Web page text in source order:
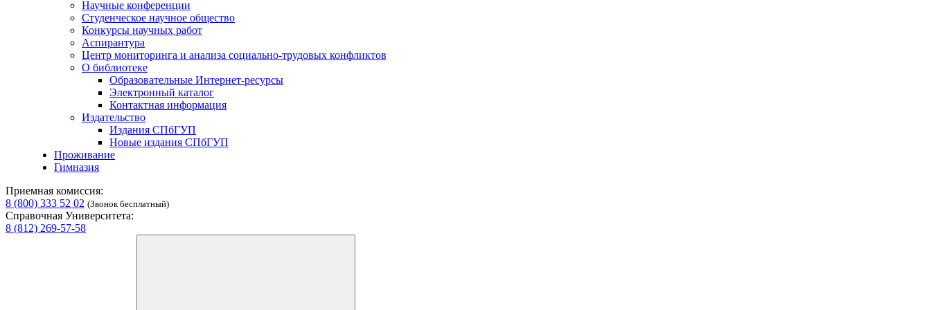
Научные конференции
Студенческое научное общество
Конкурсы научных работ
Аспирантура
Центр мониторинга и анализа социально-трудовых конфликтов
О библиотеке
Образовательные Интернет-ресурсы
Электронный каталог
Контактная информация
Издательство
Издания СПбГУП
Новые издания СПбГУП
Проживание
Гимназия
Приемная комиссия:
8 (800) 333 52 02 (Звонок бесплатный)
Справочная Университета:
8 (812) 269-57-58